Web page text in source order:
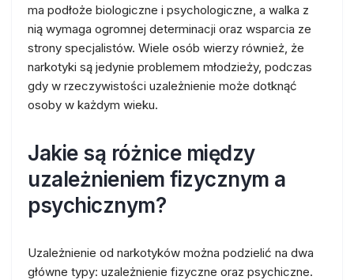
ma podłoże biologiczne i psychologiczne, a walka z
nią wymaga ogromnej determinacji oraz wsparcia ze
strony specjalistów. Wiele osób wierzy również, że
narkotyki są jedynie problemem młodzieży, podczas
gdy w rzeczywistości uzależnienie może dotknąć
osoby w każdym wieku.
Jakie są różnice między
uzależnieniem fizycznym a
psychicznym?
Uzależnienie od narkotyków można podzielić na dwa
główne typy: uzależnienie fizyczne oraz psychiczne.